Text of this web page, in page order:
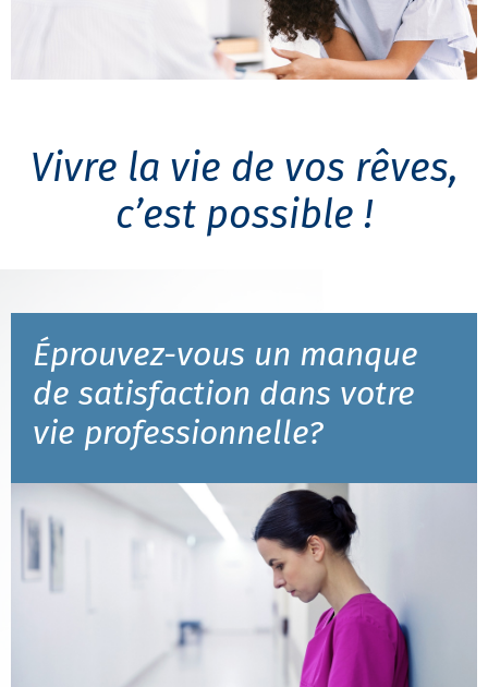
Vivre la vie de vos rêves,
c’est possible !
Éprouvez-vous un manque
de satisfaction dans votre
vie professionnelle?